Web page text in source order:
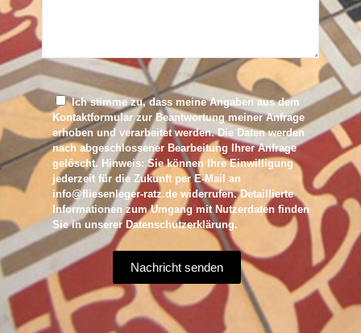
Ich stimme zu, dass meine Angaben aus dem
Kontaktformular zur Beantwortung meiner Anfrage
erhoben und verarbeitet werden. Die Daten werden
nach abgeschlossener Bearbeitung Ihrer Anfrage
gelöscht. Hinweis: Sie können Ihre Einwilligung
jederzeit für die Zukunft per E-Mail an
info@fliesenleger-ratz.de widerrufen. Detaillierte
Informationen zum Umgang mit Nutzerdaten finden
Sie in unserer Datenschutzerklärung.